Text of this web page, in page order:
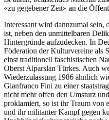
«zu gegebener Zeit» an die
Interessant wird dannzumal sein,
ist, neben den unmittelbaren
Hintergründe aufzudecken. In
Föderation der Kulturvereine als
einst traditionell faschistischen
Oberst Alparslan Türkes. Auch
Wiederzulassung 1986 ähnlich
Gianfranco Fini zu einer
nicht mehr offen den Umsturz
proklamiert, so ist ihr Traum von
und ihr militanter Kampf gegen